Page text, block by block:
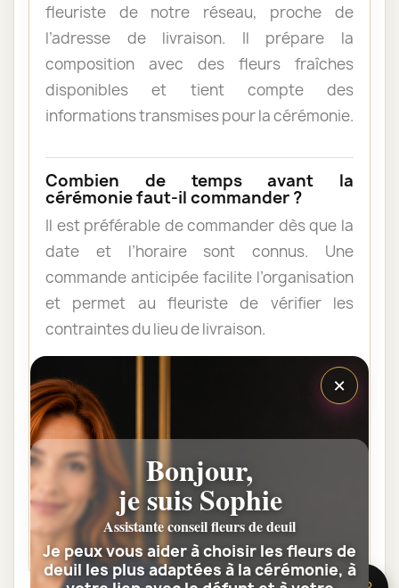
fleuriste de notre réseau, proche de
l’adresse de livraison. Il prépare la
composition avec des fleurs fraîches
disponibles et tient compte des
informations transmises pour la cérémonie.
Combien de temps avant la
cérémonie faut-il commander ?
Il est préférable de commander dès que la
date et l’horaire sont connus. Une
commande anticipée facilite l’organisation
et permet au fleuriste de vérifier les
contraintes du lieu de livraison.
Les fleurs peuvent-elles être livrées
au domicile de la famille ?
Oui. Une composition de condoléances
peut être livrée au domicile avant ou après
la cérémonie. Vérifiez simplement que
quelqu’un pourra réceptionner les fleurs.
×
Bonjour,
je suis Sophie
Assistante conseil fleurs de deuil
Je peux vous aider à choisir les fleurs de
deuil les plus adaptées à la cérémonie, à